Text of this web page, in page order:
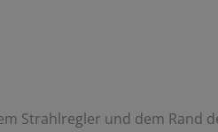
Strahlregler und dem Rand